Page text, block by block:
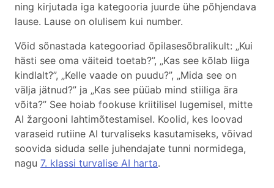
ning kirjutada iga kategooria juurde ühe põhjendava
lause. Lause on olulisem kui number.
Võid sõnastada kategooriad õpilasesõbralikult: „Kui
hästi see oma väiteid toetab?”, „Kas see kõlab liiga
kindlalt?”, „Kelle vaade on puudu?”, „Mida see on
välja jätnud?” ja „Kas see püüab mind stiiliga ära
võita?” See hoiab fookuse kriitilisel lugemisel, mitte
AI žargooni lahtimõtestamisel. Koolid, kes loovad
varaseid rutiine AI turvaliseks kasutamiseks, võivad
soovida siduda selle juhendajate tunni normidega,
nagu 7. klassi turvalise AI harta.